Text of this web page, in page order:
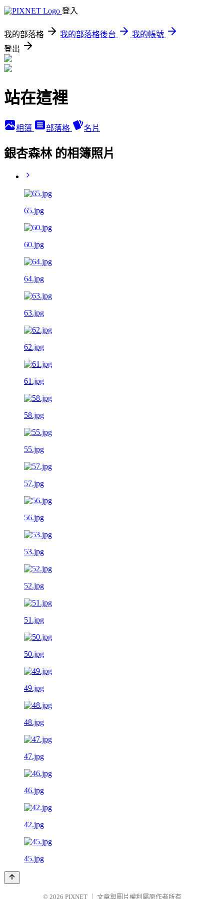
登入
我的部落格 我的部落格後台
我的帳號
登出
站在這裡
相簿 部落格 名片
銀杏森林 的相簿照片
65.jpg
60.jpg
64.jpg
63.jpg
62.jpg
61.jpg
58.jpg
55.jpg
57.jpg
56.jpg
53.jpg
52.jpg
51.jpg
50.jpg
49.jpg
48.jpg
47.jpg
46.jpg
42.jpg
45.jpg
© 2026 PIXNET 文章與圖片權利屬原作者所有